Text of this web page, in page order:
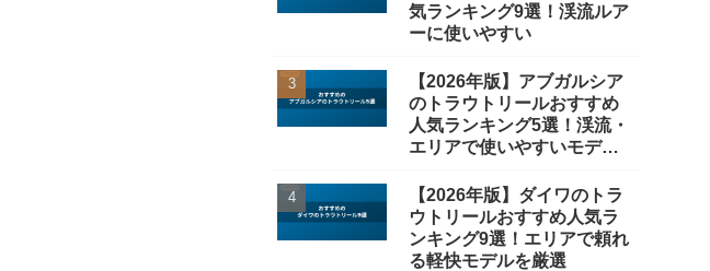
気ランキング9選！渓流ルア
ーに使いやすい
【2026年版】アブガルシア
のトラウトリールおすすめ
人気ランキング5選！渓流・
エリアで使いやすいモデル
【2026年版】ダイワのトラ
ウトリールおすすめ人気ラ
ンキング9選！エリアで頼れ
る軽快モデルを厳選